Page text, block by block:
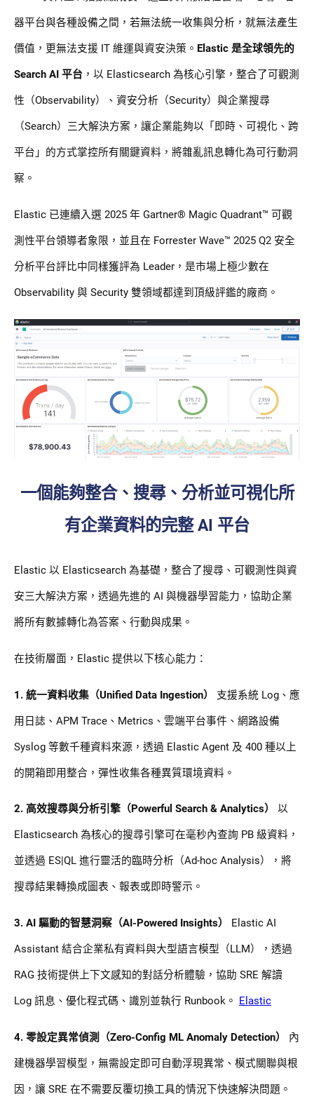
器平台與各種設備之間，若無法統一收集與分析，就無法產生
價值，更無法支援 IT 維運與資安決策。 Elastic 是全球領先的
Search AI 平台 ，以 Elasticsearch 為核心引擎，整合了可觀測
性（Observability）、資安分析（Security）與企業搜尋
（Search）三大解決方案，讓企業能夠以「即時、可視化、跨
平台」的方式掌控所有關鍵資料，將雜亂訊息轉化為可行動洞
察。
Elastic 已連續入選 2025 年 Gartner® Magic Quadrant™ 可觀
測性平台領導者象限，並且在 Forrester Wave™ 2025 Q2 安全
分析平台評比中同樣獲評為 Leader，是市場上極少數在
Observability 與 Security 雙領域都達到頂級評鑑的廠商。
一個能夠整合、搜尋、分析並可視化所
有企業資料的完整 AI 平台
Elastic 以 Elasticsearch 為基礎，整合了搜尋、可觀測性與資
安三大解決方案，透過先進的 AI 與機器學習能力，協助企業
將所有數據轉化為答案、行動與成果。
在技術層面，Elastic 提供以下核心能力：
1. 統一資料收集（Unified Data Ingestion） 支援系統 Log、應
用日誌、APM Trace、Metrics、雲端平台事件、網路設備
Syslog 等數千種資料來源，透過 Elastic Agent 及 400 種以上
的開箱即用整合，彈性收集各種異質環境資料。
2. 高效搜尋與分析引擎（Powerful Search & Analytics） 以
Elasticsearch 為核心的搜尋引擎可在毫秒內查詢 PB 級資料，
並透過 ES|QL 進行靈活的臨時分析（Ad-hoc Analysis），將
搜尋結果轉換成圖表、報表或即時警示。
3. AI 驅動的智慧洞察（AI-Powered Insights） Elastic AI
Assistant 結合企業私有資料與大型語言模型（LLM），透過
RAG 技術提供上下文感知的對話分析體驗，協助 SRE 解讀
Log 訊息、優化程式碼、識別並執行 Runbook。 Elastic
4. 零設定異常偵測（Zero-Config ML Anomaly Detection） 內
建機器學習模型，無需設定即可自動浮現異常、模式關聯與根
因，讓 SRE 在不需要反覆切換工具的情況下快速解決問題。